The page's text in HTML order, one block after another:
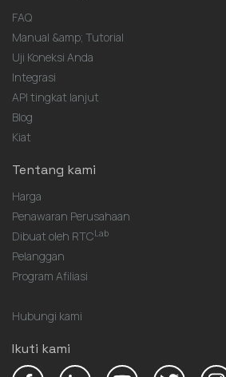
FAQ
Manual &amp; Tutorial
Uji Koneksi Anda
Integrasi
API tingkat lanjut
Blog
Kiat
Tentang kami
Harga
Penawaran Perusahaan
Dibuat oleh RTCLab
Pelanggan
Program Afiliasi
Hubungi kami
Ikuti kami